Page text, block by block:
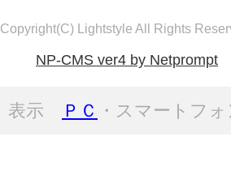
Copyright(C) Lightstyle All Rights
NP-CMS ver4 by Netprompt
表示 ＰＣ ・スマートフ